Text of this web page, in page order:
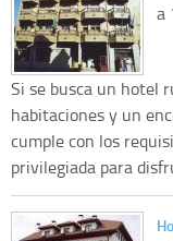
a
Si se busca un hotel
habitaciones y un
cumple con los
privilegiada para